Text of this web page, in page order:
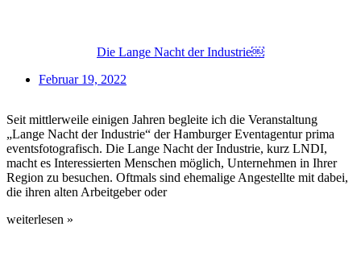
Die Lange Nacht der Industrie￼
Februar 19, 2022
Seit mittlerweile einigen Jahren begleite ich die Veranstaltung
„Lange Nacht der Industrie“ der Hamburger Eventagentur prima
eventsfotografisch. Die Lange Nacht der Industrie, kurz LNDI,
macht es Interessierten Menschen möglich, Unternehmen in Ihrer
Region zu besuchen. Oftmals sind ehemalige Angestellte mit dabei,
die ihren alten Arbeitgeber oder
weiterlesen »